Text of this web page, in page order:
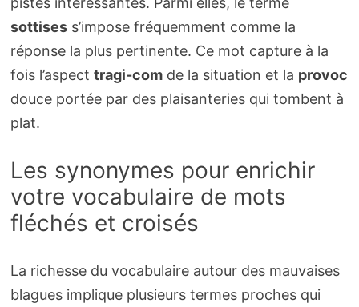
sottisess’impose fréquemment comme la
réponse la plus pertinente. Ce mot capture à la
fois l’aspect tragi-comde la situation et la provoc
douce portée par des plaisanteries qui tombent à
plat.
Les synonymes pour enrichir
votre vocabulaire de mots
fléchés et croisés
La richesse du vocabulaire autour des mauvaises
blagues implique plusieurs termes proches qui